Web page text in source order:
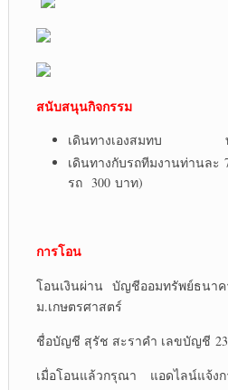
สนับสนุนกิจกรรม
เดินทางเองสมทบ ท่าน
เดินทางกับรถทีมงานท่านล
รถ 300 บาท)
การโอน
โอนเงินผ่าน บัญชีออมทรัพย์ธนา
ม.เกษตรศาสตร์
ชื่อบัญชี สุรัช สะราคำ เลขบัญชี
เมื่อโอนแล้วกรุณา แอดไลน์แจ้งก